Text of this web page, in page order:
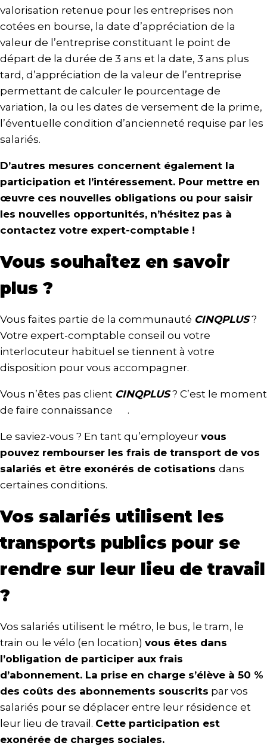
valorisation retenue pour les entreprises non
cotées en bourse, la date d’appréciation de la
valeur de l’entreprise constituant le point de
départ de la durée de 3 ans et la date, 3 ans plus
tard, d’appréciation de la valeur de l’entreprise
permettant de calculer le pourcentage de
variation, la ou les dates de versement de la prime,
l’éventuelle condition d’ancienneté requise par les
salariés.
D’autres mesures concernent également la
participation et l’intéressement. Pour mettre en
œuvre ces nouvelles obligations ou pour saisir
les nouvelles opportunités, n’hésitez pas à
contactez votre expert-comptable !
Vous souhaitez en savoir
plus ?
Vous faites partie de la communauté CINQPLUS?
Votre expert-comptable conseil ou votre
interlocuteur habituel se tiennent à votre
disposition pour vous accompagner.
Vous n’êtes pas client CINQPLUS? C’est le moment
de faire connaissance
.
Le saviez-vous ? En tant qu’employeur vous
pouvez rembourser les frais de transport de vos
salariés et être exonérés de cotisations dans
certaines conditions.
Vos salariés utilisent les
transports publics pour se
rendre sur leur lieu de travail
?
Vos salariés utilisent le métro, le bus, le tram, le
train ou le vélo (en location) vous êtes dans
l’obligation de participer aux frais
d’abonnement. La prise en charge s’élève à 50 %
des coûts des abonnements souscrits par vos
salariés pour se déplacer entre leur résidence et
leur lieu de travail. Cette participation est
exonérée de charges sociales.